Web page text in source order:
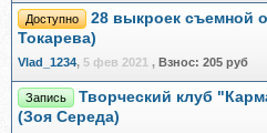
Доступно
28 выкроек съемной
Токарева)
Vlad_1234, 5 фев 2021 , Взнос: 205 руб
Запись
Творческий клуб
(Зоя Середа)